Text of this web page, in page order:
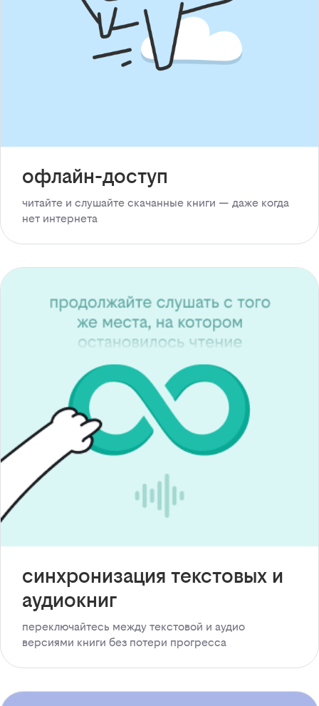
офлайн-доступ
читайте и слушайте скачанные книги — даже когда
нет интернета
синхронизация текстовых и
аудиокниг
переключайтесь между текстовой и аудио
версиями книги без потери прогресса